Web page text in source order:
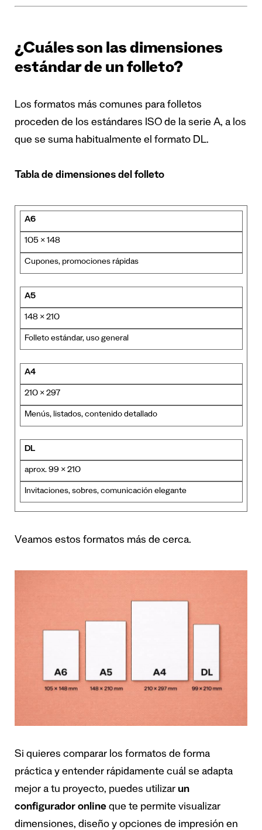
¿Cuáles son las dimensiones
estándar de un folleto?
Los formatos más comunes para folletos
proceden de los estándares ISO de la serie A, a los
que se suma habitualmente el formato DL.
Tabla de dimensiones del folleto
A6
105 × 148
Cupones, promociones rápidas
A5
148 × 210
Folleto estándar, uso general
A4
210 × 297
Menús, listados, contenido detallado
DL
aprox. 99 × 210
Invitaciones, sobres, comunicación elegante
Veamos estos formatos más de cerca.
Si quieres comparar los formatos de forma
práctica y entender rápidamente cuál se adapta
mejor a tu proyecto, puedes utilizar un
configurador online que te permite visualizar
dimensiones, diseño y opciones de impresión en